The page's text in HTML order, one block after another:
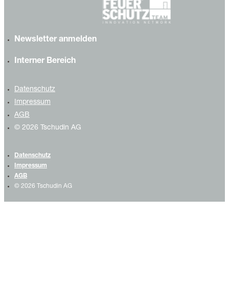
Newsletter anmelden
Interner Bereich
Datenschutz
Impressum
AGB
© 2026 Tschudin AG
Datenschutz
Impressum
AGB
© 2026 Tschudin AG